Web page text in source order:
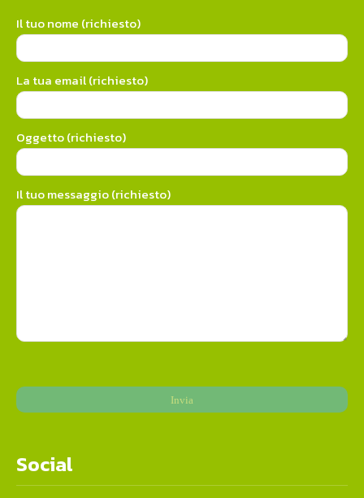
Il tuo nome (richiesto)
La tua email (richiesto)
Oggetto (richiesto)
Il tuo messaggio (richiesto)
Social